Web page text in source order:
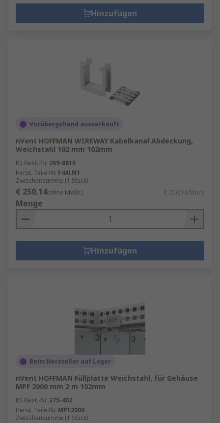
Hinzufügen
Vorübergehend ausverkauft
nVent HOFFMAN WIREWAY Kabelkanal Abdeckung,
Weichstahl 102 mm 102mm
RS Best.-Nr. 269-8816
Herst. Teile-Nr. F44LN1
Zwischensumme (1 Stück)
€ 250,14(ohne MwSt.) € 250,14/Stück
Menge
Hinzufügen
Beim Hersteller auf Lager
nVent HOFFMAN Füllplatte Weichstahl, für Gehäuse
MPF 2000 mm 2 m 102mm
RS Best.-Nr. 275-402
Herst. Teile-Nr. MPF2000
Zwischensumme (1 Stück)